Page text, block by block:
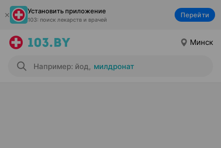
Установить приложение
103: поиск лекарств и врачей
Перейти
Минск
Например: йод, милдронат